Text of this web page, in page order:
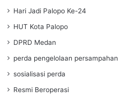
Hari Jadi Palopo Ke-24
HUT Kota Palopo
DPRD Medan
perda pengelolaan persampahan
sosialisasi perda
Resmi Beroperasi